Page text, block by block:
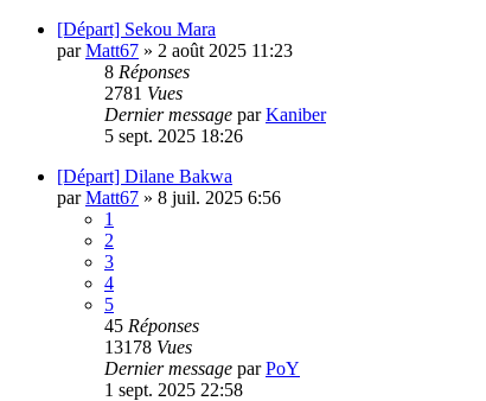
[Départ] Sekou Mara
parMatt67 » 2 août 2025 11:23
8 Réponses
2781 Vues
Dernier message parKaniber
5 sept. 2025 18:26
[Départ] Dilane Bakwa
parMatt67 » 8 juil. 2025 6:56
1
2
3
4
5
45 Réponses
13178 Vues
Dernier message parPoY
1 sept. 2025 22:58